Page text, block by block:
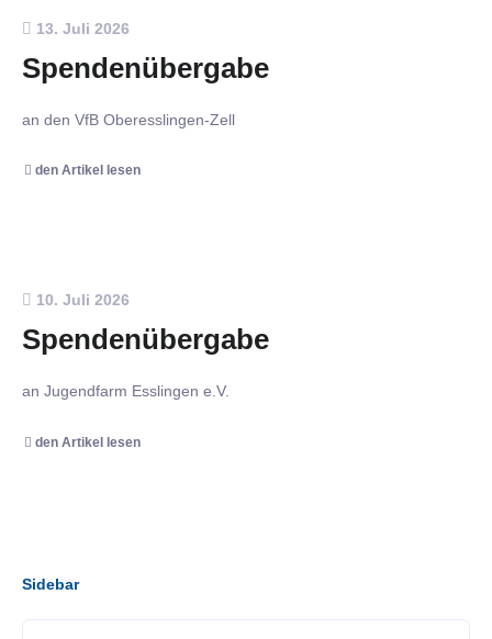
13. Juli 2026
Spendenübergabe
an den VfB Oberesslingen-Zell
den Artikel lesen
10. Juli 2026
Spendenübergabe
an Jugendfarm Esslingen e.V.
den Artikel lesen
Sidebar